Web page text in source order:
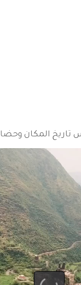
تاريخ المكان